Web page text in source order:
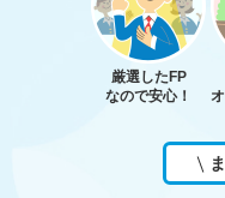
厳選したFP
なので安心！